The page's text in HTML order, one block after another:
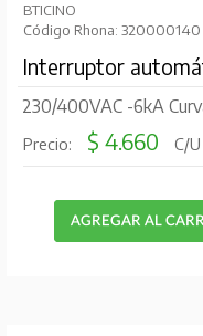
BTICINO
Código Rhona: 320000140
Interruptor
230/400VAC -6kA
Precio: $ 4.660 C/